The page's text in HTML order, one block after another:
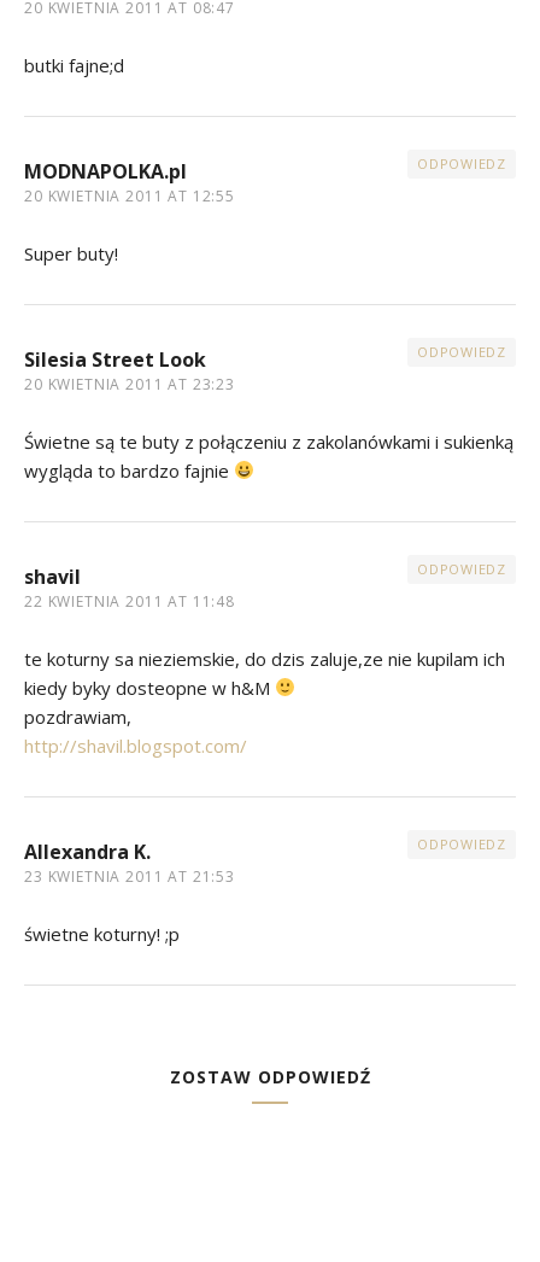
20 KWIETNIA 2011 AT 08:47
butki fajne;d
MODNAPOLKA.pl
20 KWIETNIA 2011 AT 12:55
ODPOWIEDZ
Super buty!
Silesia Street Look
20 KWIETNIA 2011 AT 23:23
ODPOWIEDZ
Świetne są te buty z połączeniu z zakolanówkami i sukienką
wygląda to bardzo fajnie
shavil
22 KWIETNIA 2011 AT 11:48
ODPOWIEDZ
te koturny sa nieziemskie, do dzis zaluje,ze nie kupilam ich
kiedy byky dosteopne w h&M
pozdrawiam,
http://shavil.blogspot.com/
Allexandra K.
23 KWIETNIA 2011 AT 21:53
ODPOWIEDZ
świetne koturny! ;p
ZOSTAW ODPOWIEDŹ